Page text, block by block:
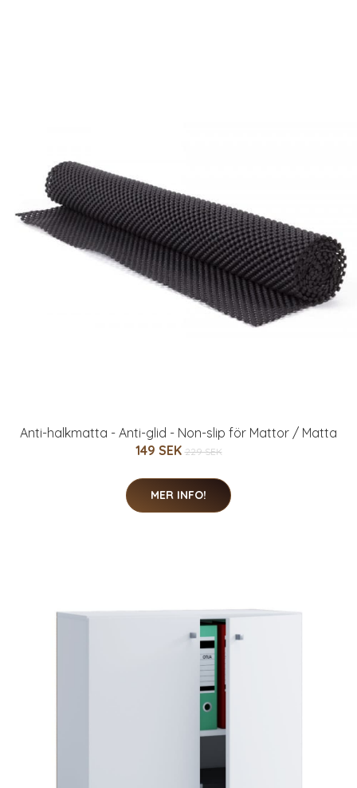
Anti-halkmatta - Anti-glid - Non-slip för Mattor / Matta
149 SEK 229 SEK
MER INFO!